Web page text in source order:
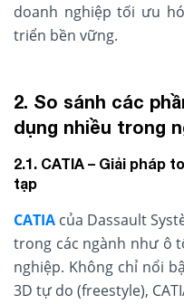
doanh nghiệp tối ưu
triển bền vững.
2. So sánh các
dụng nhiều trong
2.1. CATIA – Giải pháp
tạp
CATIA của Dassault
trong các ngành như ô
nghiệp. Không chỉ nổi
3D tự do (freestyle),